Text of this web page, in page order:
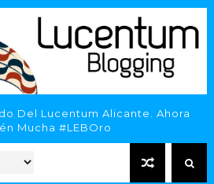
Del Lucentum Alicante. Ahora
Mucha #LEBOro